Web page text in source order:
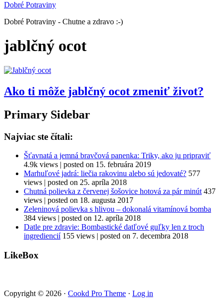
Dobré Potraviny
Dobré Potraviny - Chutne a zdravo :-)
jablčný ocot
Ako ti môže jablčný ocot zmeniť život?
Primary Sidebar
Najviac ste čítali:
Šťavnatá a jemná bravčová panenka: Triky, ako ju pripraviť
4.9k views | posted on 15. februára 2019
Marhuľové jadrá: liečia rakovinu alebo sú jedovaté? 577
views | posted on 25. apríla 2018
Chutná polievka z červenej šošovice hotová za pár minút 437
views | posted on 18. augusta 2017
Zeleninová polievka s hlivou – dokonalá vitamínová bomba
384 views | posted on 12. apríla 2018
Datle pre zdravie: Bombastické datľové guľky len z troch
ingrediencií 155 views | posted on 7. decembra 2018
LikeBox
Copyright © 2026 · Cookd Pro Theme · Log in